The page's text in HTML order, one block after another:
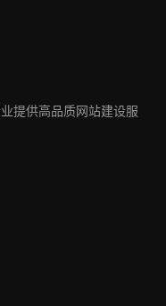
提供高品质网站建设服